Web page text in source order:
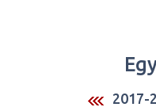
2017-